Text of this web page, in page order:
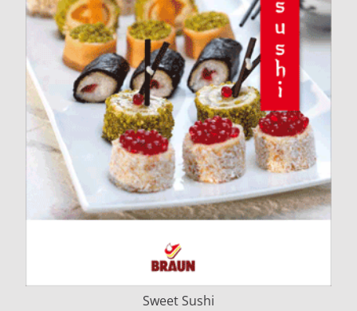
Sweet Sushi